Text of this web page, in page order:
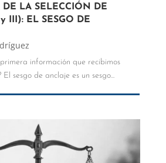
DE LA SELECCIÓN DE
III): EL SESGO DE
información que recibimos
sesgo de anclaje es un sesgo...